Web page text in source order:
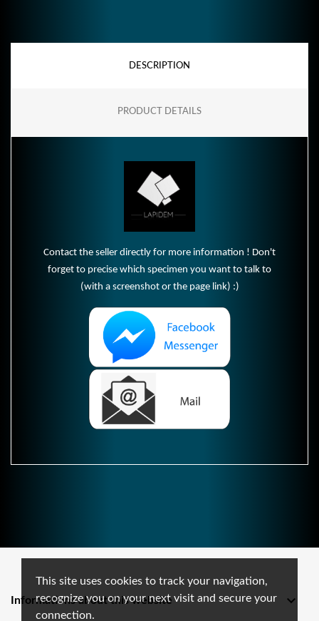
This site uses cookies to track your navigation,
recognize you on your next visit and secure your
connection.
DESCRIPTION
PRODUCT DETAILS
Contact the seller directly for more information ! Don't
forget to precise which specimen you want to talk to
(with a screenshot or the page link) :)
Informations about this website 